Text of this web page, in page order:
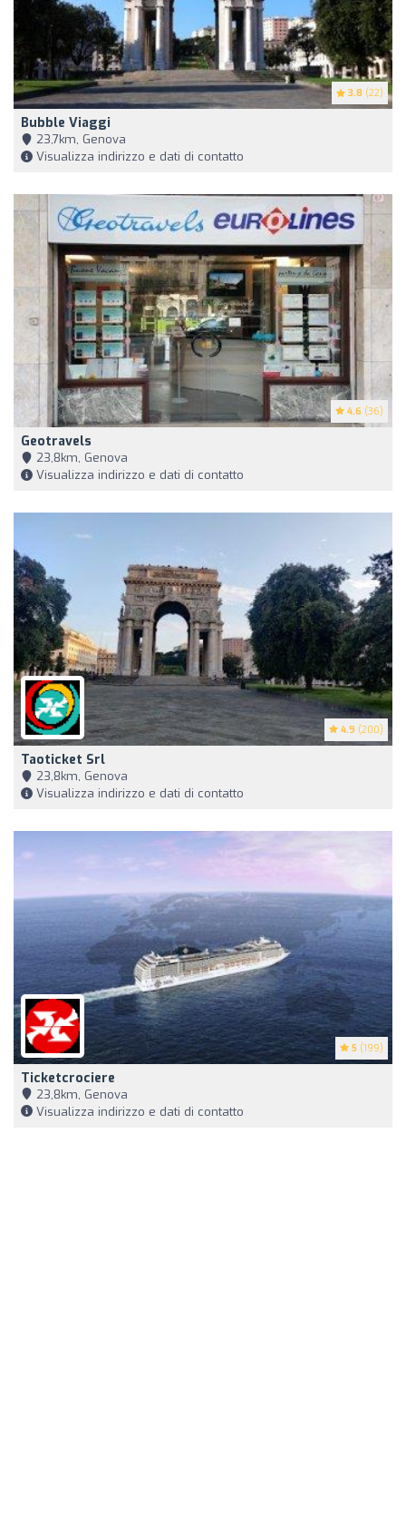
3.8 (22)
Bubble Viaggi
23,7km, Genova
Visualizza indirizzo e dati di contatto
4.6 (36)
Geotravels
23,8km, Genova
Visualizza indirizzo e dati di contatto
4.9 (200)
Taoticket Srl
23,8km, Genova
Visualizza indirizzo e dati di contatto
5 (199)
Ticketcrociere
23,8km, Genova
Visualizza indirizzo e dati di contatto